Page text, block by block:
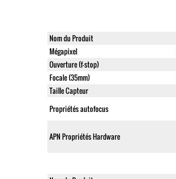
Nom du Produit
Mégapixel
Ouverture (f-stop)
Focale (35mm)
Taille Capteur
Propriétés autofocus
APN Propriétés Hardware